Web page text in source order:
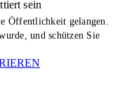
sein
Öffentlichkeit gelangen.
und schützen Sie